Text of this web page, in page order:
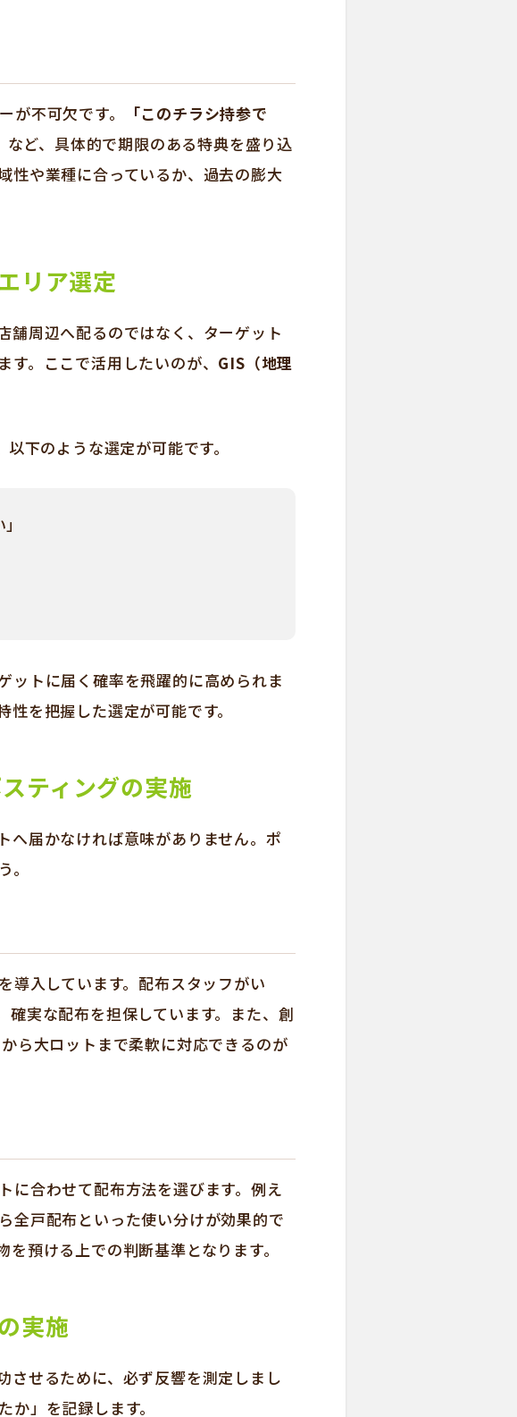
不可欠です。
「このチラシ持参で
など、具体的で期限のある特典を盛り込
性や業種に合っているか、過去の膨大
リア選定
舗周辺へ配るのではなく、ターゲット
。ここで活用したいのが、 GIS（地理
下のような選定が可能です。
ットに届く確率を飛躍的に高められま
を把握した選定が可能です。
ティングの実施
へ届かなければ意味がありません。ポ
を導入しています。配布スタッフがい
実な配布を担保しています。また、創
ら大ロットまで柔軟に対応できるのが
に合わせて配布方法を選びます。例え
全戸配布といった使い分けが効果的で
預ける上での判断基準となります。
実施
させるために、必ず反響を測定しまし
」を記録します。